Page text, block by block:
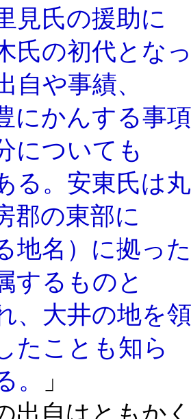
見氏の援助に
氏の初代とな
自や事績、
にかんする事
についても
る。安東氏は
郡の東部に
地名）に拠っ
するものと
、大井の地を
たことも知ら
。
」
出自はともか